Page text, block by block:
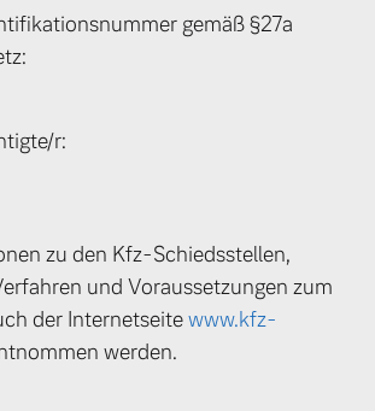
gemäß §27a
r:
zu den Kfz-Schiedsstellen,
und Voraussetzungen zum
der Internetseitewww.kfz-
werden.